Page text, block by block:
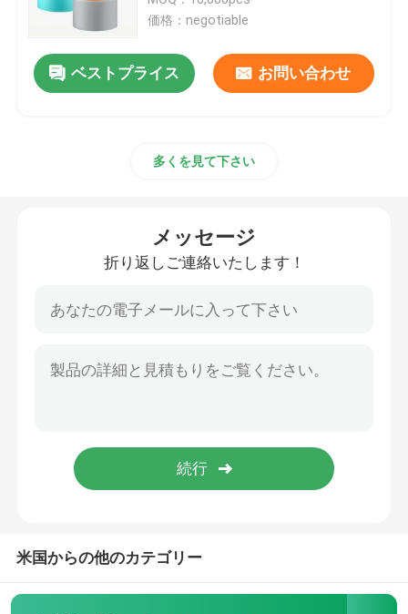
空のアイライナーのびん
空のマスカラの管
価格：negotiable
ベストプライス お問い合わせ
多くを見て下さい
メッセージ
折り返しご連絡いたします！
米国からの他のカテゴリー